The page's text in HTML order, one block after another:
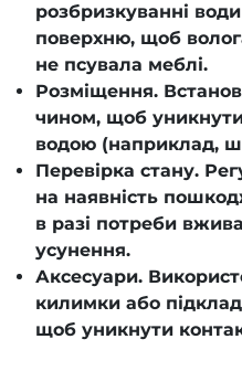
розбризкуванні
поверхню, щоб
не псувала меблі.
Розміщення.
чином, щоб
водою (наприклад,
Перевірка стану.
на наявність
в разі потреби
усунення.
Аксесуари.
килимки або
щоб уникнути